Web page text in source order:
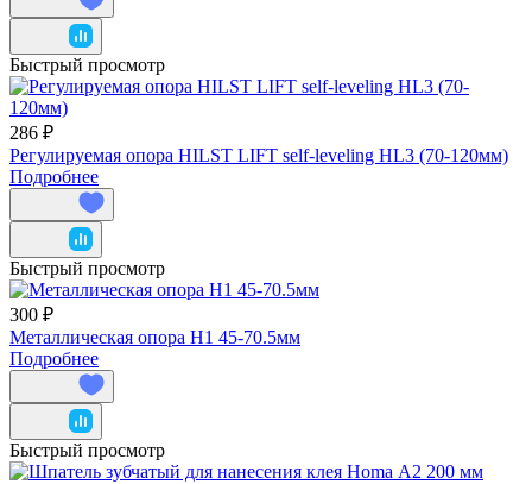
Быстрый просмотр
286 ₽
Регулируемая опора HILST LIFT self-leveling HL3 (70-120мм)
Подробнее
Быстрый просмотр
300 ₽
Металлическая опора H1 45-70.5мм
Подробнее
Быстрый просмотр